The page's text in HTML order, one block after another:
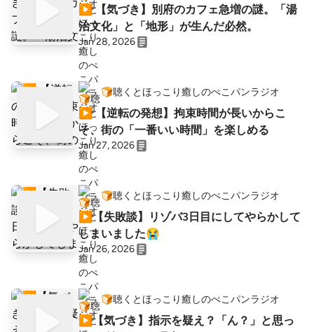
▶︎ 【気づき】別府のカフェ急増の謎。「湯
治文化」と「地形」が生んだ必然。
Jan 28, 2026
🍞聴くとほっこり癒しのぺこパンラジオ
▶︎ 【逆転の発想】拘束時間が長いからこ
そ、街の「一番いい時間」を楽しめる
Jan 27, 2026
🍞聴くとほっこり癒しのぺこパンラジオ
▶︎【失敗談】リゾバ3日目にしてやらかして
しまいました😭
Jan 26, 2026
🍞聴くとほっこり癒しのぺこパンラジオ
▶︎【気づき】指示を疑え？「ん？」と思っ